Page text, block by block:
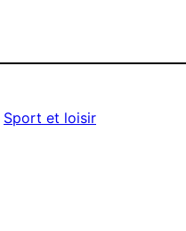
Sport et loisir